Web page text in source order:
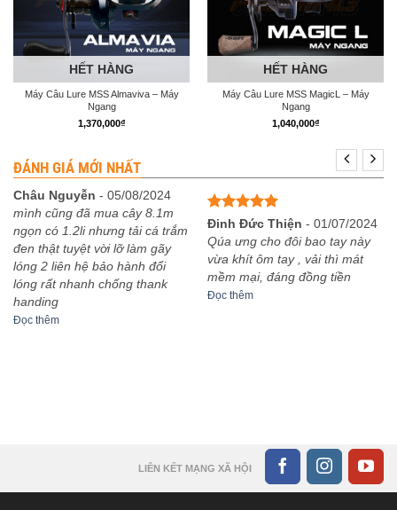
HẾT HÀNG
Máy Câu Lure MSS Almaviva – Máy
Ngang
1,370,000₫
HẾT HÀNG
Máy Câu Lure MSS MagicL – Máy
Ngang
1,040,000₫
ĐÁNH GIÁ MỚI NHẤT
Châu Nguyễn - 05/08/2024
mình cũng đã mua cây 8.1m
ngọn có 1.2li nhưng tải cá trắm
đen thật tuyệt vời lỡ làm gãy
lóng 2 liên hệ bảo hành đổi
lóng rất nhanh chống thank
handing
Đọc thêm
Được xếp
hạng
sao
Đinh Đức Thiện - 01/07/2024
Qúa ưng cho đôi bao tay này
vừa khít ôm tay , vải thì mát
mềm mại, đáng đồng tiền
Đọc thêm
LIÊN KẾT MẠNG XÃ HỘI